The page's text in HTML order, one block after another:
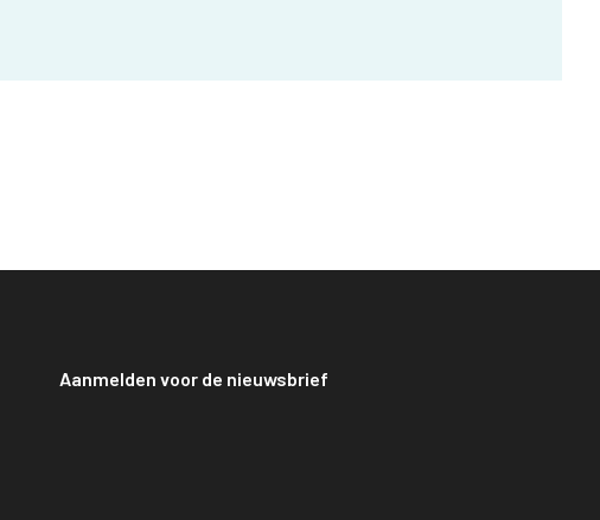
Aanmelden voor de nieuwsbrief